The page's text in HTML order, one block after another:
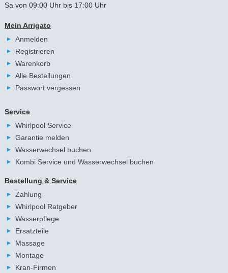
Sa von 09:00 Uhr bis 17:00 Uhr
Mein Arrigato
Anmelden
Registrieren
Warenkorb
Alle Bestellungen
Passwort vergessen
Service
Whirlpool Service
Garantie melden
Wasserwechsel buchen
Kombi Service und Wasserwechsel buchen
Bestellung & Service
Zahlung
Whirlpool Ratgeber
Wasserpflege
Ersatzteile
Massage
Montage
Kran-Firmen